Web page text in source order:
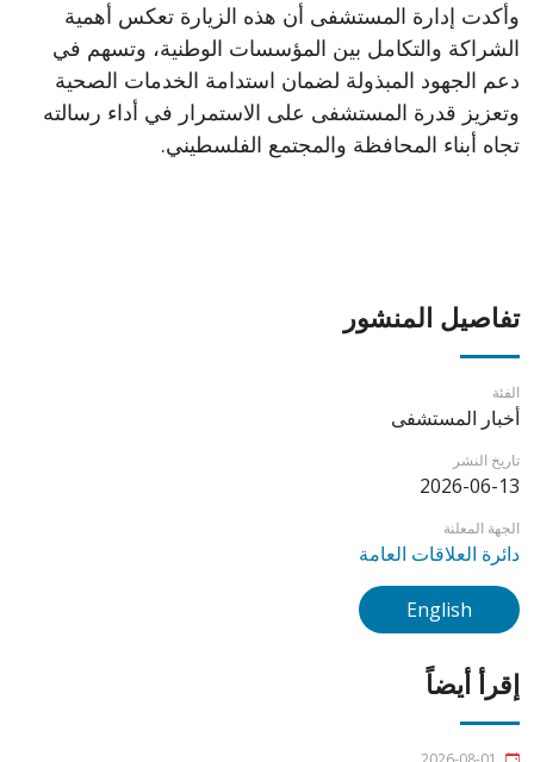
وأكدت إدارة المستشفى أن هذه الزيارة تعكس أهمية
الشراكة والتكامل بين المؤسسات الوطنية، وتسهم في
دعم الجهود المبذولة لضمان استدامة الخدمات الصحية
وتعزيز قدرة المستشفى على الاستمرار في أداء رسالته
تجاه أبناء المحافظة والمجتمع الفلسطيني.
تفاصيل المنشور
الفئة
أخبار المستشفى
تاريخ النشر
2026-06-13
الجهة المعلنة
دائرة العلاقات العامة
English
إقرأ أيضاً